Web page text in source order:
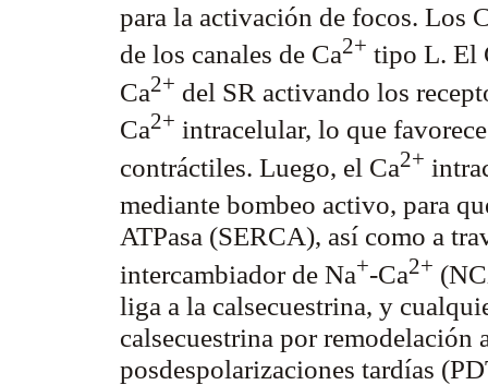
para la activación de focos. Los
de los canales de Ca2+ tipo L. El
Ca2+ del SR activando los
Ca2+ intracelular, lo que
contráctiles. Luego, el Ca2+
mediante bombeo activo, para
ATPasa (SERCA), así como a
intercambiador de Na+-Ca2+
liga a la calsecuestrina, y
calsecuestrina por
posdespolarizaciones tardías